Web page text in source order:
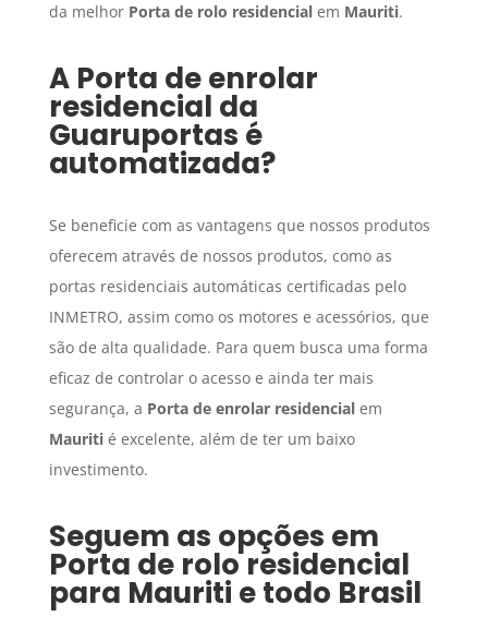
da melhor Porta de rolo residencialem Mauriti.
A Porta de enrolar
residencial da
Guaruportas é
automatizada?
Se beneficie com as vantagens que nossos produtos
oferecem através de nossos produtos, como as
portas residenciais automáticas certificadas pelo
INMETRO, assim como os motores e acessórios, que
são de alta qualidade. Para quem busca uma forma
eficaz de controlar o acesso e ainda ter mais
segurança, a Porta de enrolar residencialem
Mauritié excelente, além de ter um baixo
investimento.
Seguem as opções em
Porta de rolo residencial
para Mauriti e todo Brasil